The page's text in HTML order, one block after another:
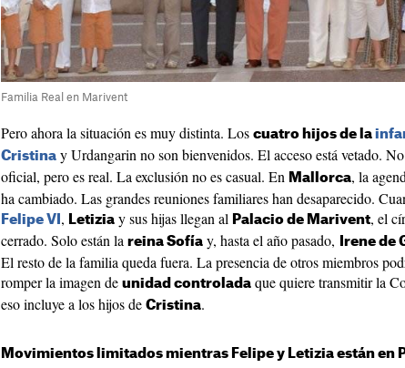
Familia Real en Marivent
Pero ahora la situación es muy distinta. Los cuatro hijos de la
Cristina y Urdangarin no son bienvenidos. El acceso está vetado.
oficial, pero es real. La exclusión no es casual. En Mallorca, la
ha cambiado. Las grandes reuniones familiares han desaparecido.
Felipe VI , Letizia y sus hijas llegan al Palacio de Marivent, el
cerrado. Solo están la reina Sofía y, hasta el año pasado, Irene de
El resto de la familia queda fuera. La presencia de otros miembros
romper la imagen de unidad controlada que quiere transmitir la
eso incluye a los hijos de Cristina.
Movimientos limitados mientras Felipe y Letizia están en